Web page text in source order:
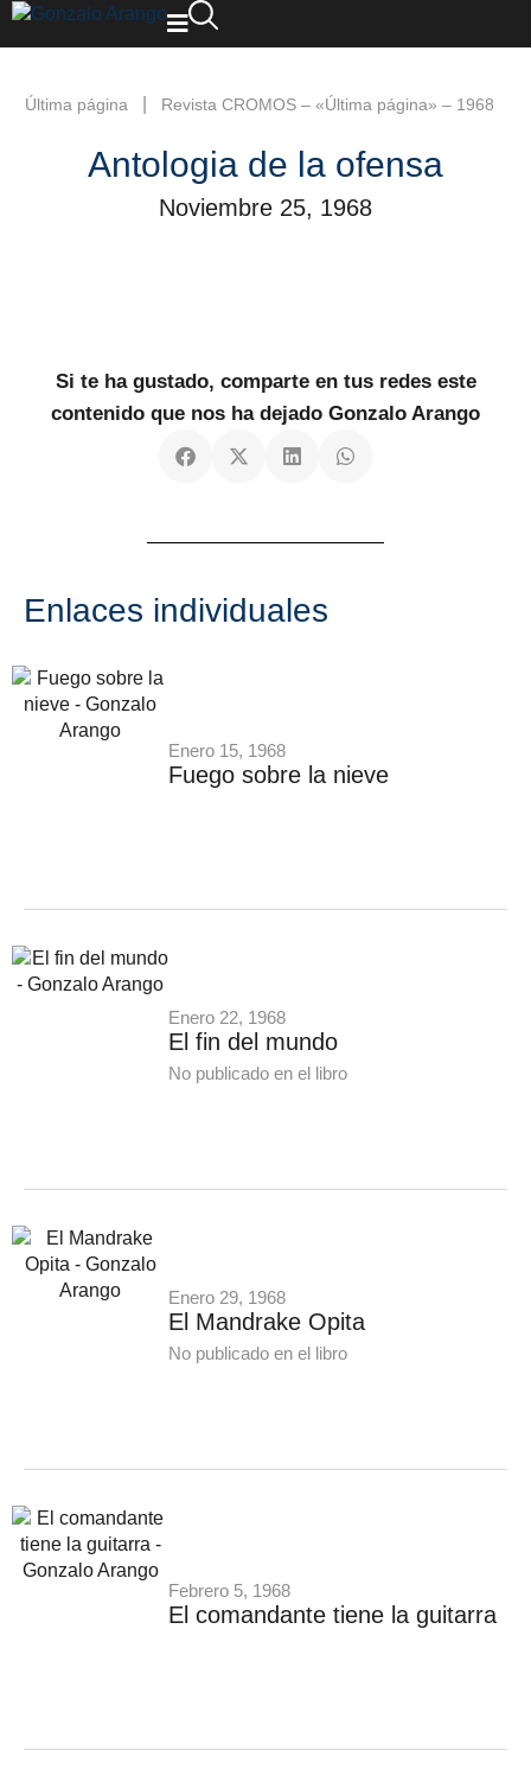
Última página Revista CROMOS – «Última página» – 1968
Antologia de la ofensa
Noviembre 25, 1968
Si te ha gustado, comparte en tus redes este
contenido que nos ha dejado Gonzalo Arango
Enlaces individuales
Enero 15, 1968
Fuego sobre la nieve
Enero 22, 1968
El fin del mundo
No publicado en el libro
Enero 29, 1968
El Mandrake Opita
No publicado en el libro
Febrero 5, 1968
El comandante tiene la guitarra